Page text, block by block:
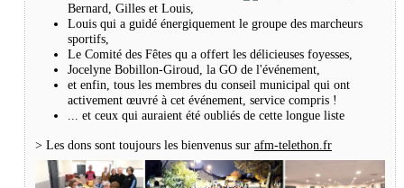
Bernard, Gilles et Louis,
Louis qui a guidé énergiquement le groupe des marcheurs
sportifs,
Le Comité des Fêtes qu a offert les délicieuses foyesses,
Jocelyne Bobillon-Giroud, la GO de l'événement,
et enfin, tous les membres du conseil municipal qui ont
activement œuvré à cet événement, service compris !
... et ceux qui auraient été oubliés de cette longue liste
> Les dons sont toujours les bienvenus sur afm-telethon.fr